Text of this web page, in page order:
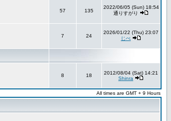
57 135
2022/06/05 (Sun) 18:54
通りすがり
7 24
2026/01/22 (Thu) 23:07
じべ
8 18
2012/08/04 (Sat) 14:21
Shinra
All times are GMT + 9 Hours